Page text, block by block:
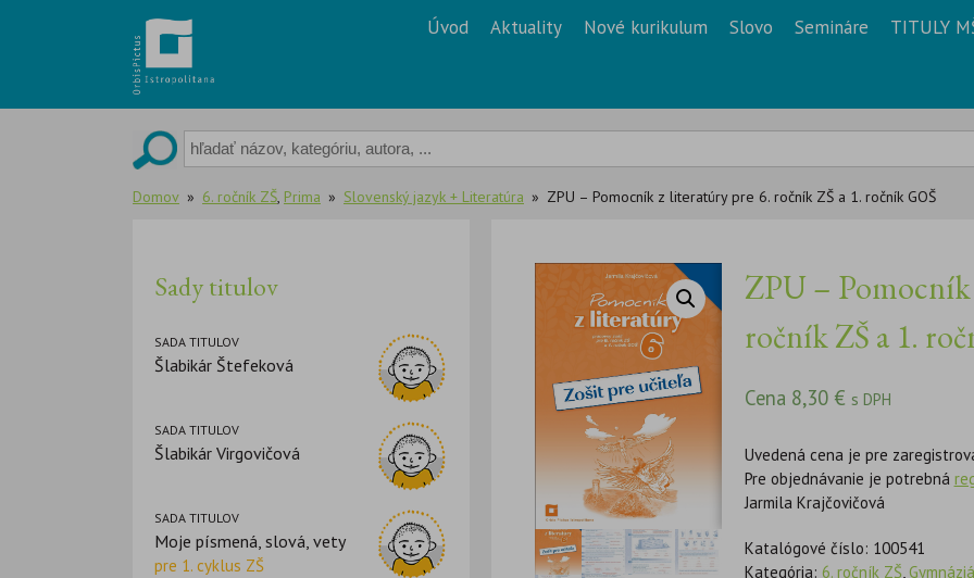
Úvod Aktuality Nové kurikulum Slovo Semináre TITULY
Domov 6. ročník ZŠ, Prima Slovenský jazyk + Literatúra ZPU – Pomocník z literatúry pre 6. ročník ZŠ a 1. ročník GOŠ
Sady titulov
SADA TITULOV
Šlabikár Štefeková
SADA TITULOV
Šlabikár Virgovičová
SADA TITULOV
Moje písmená, slová, vety
pre 1. cyklus ZŠ
ZPU –
ročník ZŠ a 1.
Cena 8,30 € s DPH
Uvedená cena je pre
Pre objednávanie je potrebná
Jarmila Krajčovičová
Katalógové číslo: 100541
Kategória: 6. ročník ZŠ,